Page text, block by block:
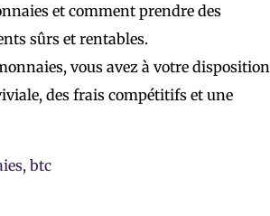
et comment prendre des
sûrs et rentables.
vous avez à votre disposition
des frais compétitifs et une